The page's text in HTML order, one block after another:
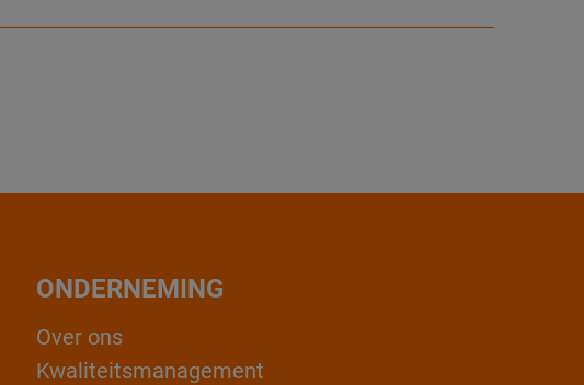
ONDERNEMING
Over ons
Kwaliteitsmanagement